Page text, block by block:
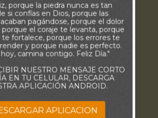
porque la piedra nunca es tan
si confías en Dios, porque las
pagándose, porque el dolor
porque el coraje te levanta, porque
fortalece, porque los errores te
y porque nadie es perfecto.
camina contigo. Feliz Día."
NUESTRO MENSAJE CORTO
EN TU CELULAR, DESCARGA
APLICACIÓN ANDROID.
APLICACION